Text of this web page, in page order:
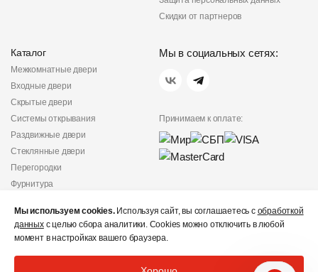
Скидки от партнеров
Каталог
Межкомнатные двери
Входные двери
Скрытые двери
Системы открывания
Раздвижные двери
Стеклянные двери
Перегородки
Фурнитура
Мы в социальных сетях:
Принимаем к оплате:
конфиденциальности
Не является публичной
© «Дверишоп» 2012 - 2026
Мы используем cookies.Используя сайт, вы соглашаетесь с обработкой
данныхс целью сбора аналитики. Cookies можно отключить в любой
момент в настройках вашего браузера.